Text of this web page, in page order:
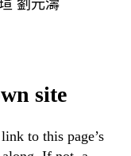
劉元濤
site
to this page’s